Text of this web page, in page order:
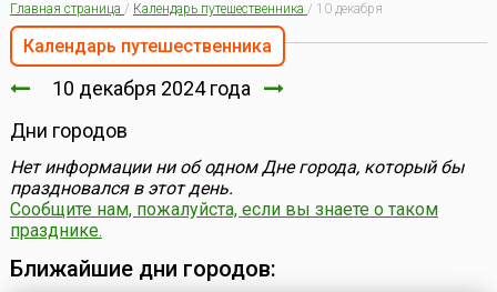
Главная страница / Календарь путешественника / 10 декабря
Календарь путешественника
10 декабря 2024 года
Дни городов
Нет информации ни об одном Дне города, который бы
праздновался в этот день.
Сообщите нам, пожалуйста, если вы знаете о таком
празднике.
Ближайшие дни городов: